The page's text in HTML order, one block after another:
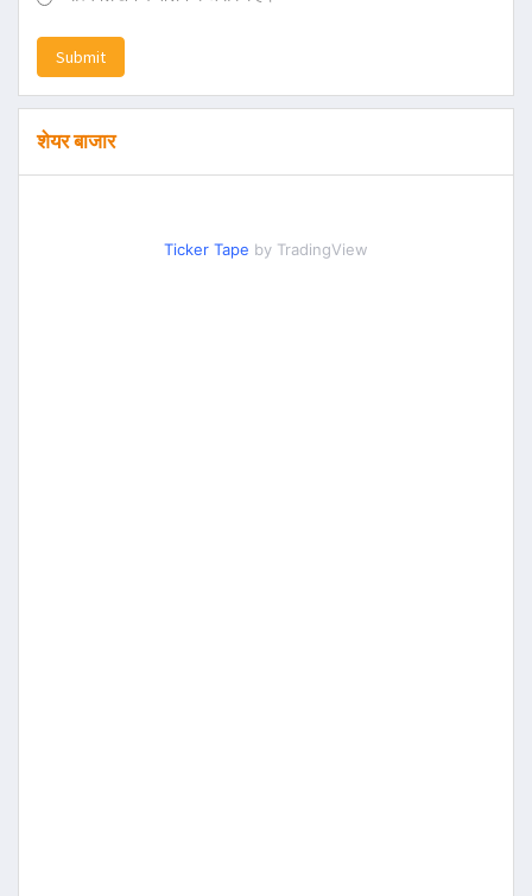
Submit
शेयर बाजार
Ticker Tape by TradingView